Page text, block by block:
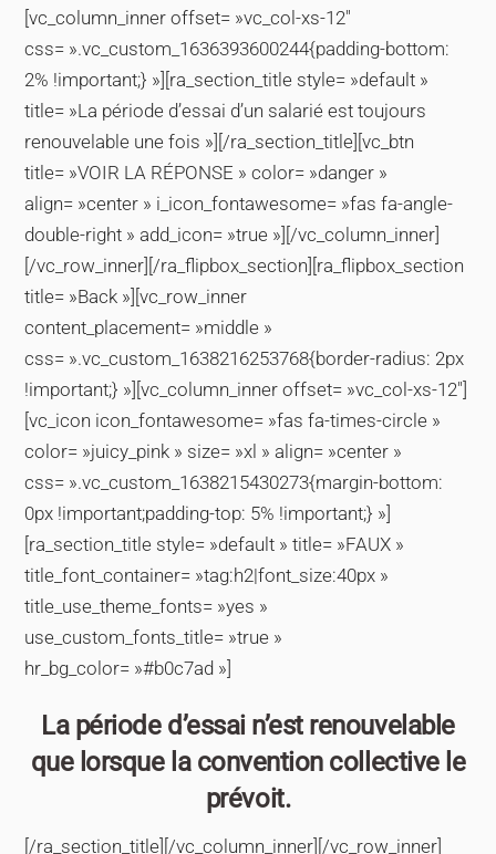
[vc_column_inner offset= »vc_col-xs-12″
css= ».vc_custom_1636393600244{padding-bottom:
2% !important;} »][ra_section_title style= »default »
title= »La période d’essai d’un salarié est toujours
renouvelable une fois »][/ra_section_title][vc_btn
title= »VOIR LA RÉPONSE » color= »danger »
align= »center » i_icon_fontawesome= »fas fa-angle-
double-right » add_icon= »true »][/vc_column_inner]
[/vc_row_inner][/ra_flipbox_section][ra_flipbox_section
title= »Back »][vc_row_inner
content_placement= »middle »
css= ».vc_custom_1638216253768{border-radius: 2px
!important;} »][vc_column_inner offset= »vc_col-xs-12″]
[vc_icon icon_fontawesome= »fas fa-times-circle »
color= »juicy_pink » size= »xl » align= »center »
css= ».vc_custom_1638215430273{margin-bottom:
0px !important;padding-top: 5% !important;} »]
[ra_section_title style= »default » title= »FAUX »
title_font_container= »tag:h2|font_size:40px »
title_use_theme_fonts= »yes »
use_custom_fonts_title= »true »
hr_bg_color= »#b0c7ad »]
La période d’essai n’est renouvelable
que lorsque la convention collective le
prévoit.
[/ra_section_title][/vc_column_inner][/vc_row_inner]